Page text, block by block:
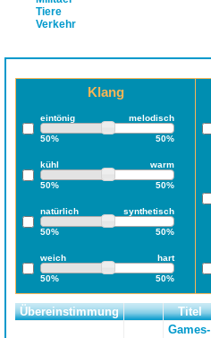
Tiere
Verkehr
Klang
eintönig melodisch
50% 50%
kühl warm
50% 50%
natürlich synthetisch
50% 50%
weich hart
50% 50%
Übereinstimmung Titel
Games-